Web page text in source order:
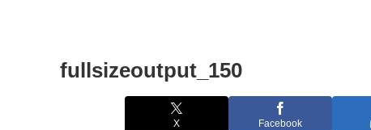
fullsizeoutput_150
X Facebook